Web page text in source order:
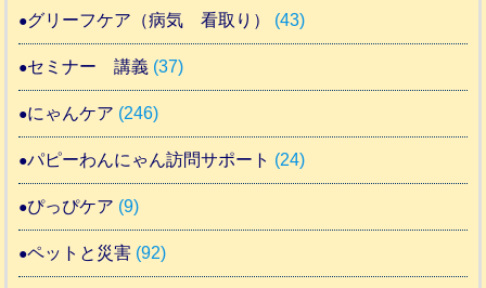
グリーフケア（病気 看取り） (43)
セミナー 講義 (37)
にゃんケア (246)
パピーわんにゃん訪問サポート (24)
ぴっぴケア (9)
ペットと災害 (92)